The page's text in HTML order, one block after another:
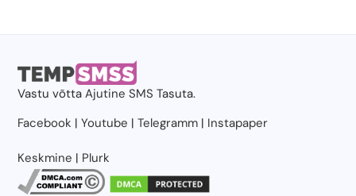
Vastu võttaAjutine SMS Tasuta.
Facebook |Youtube |Telegramm | Instapaper
Keskmine | Plurk